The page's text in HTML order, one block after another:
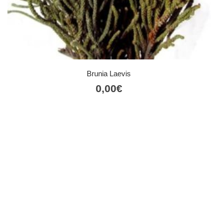
Brunia Laevis
0,00€